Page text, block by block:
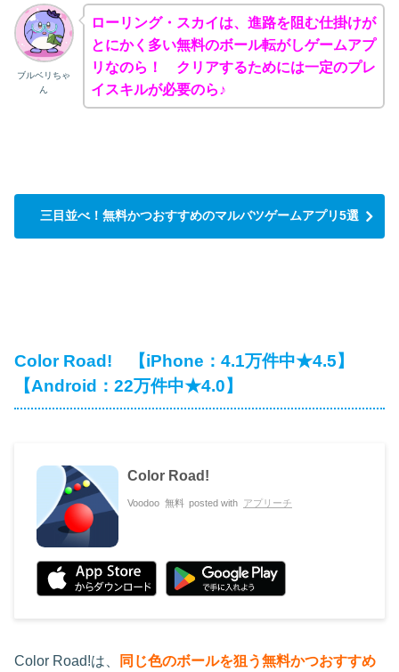
ブルベリちゃ
ん
ローリング・スカイは、進路を阻む仕掛けが
とにかく多い無料のボール転がしゲームアプ
リなのら！ クリアするためには一定のプレ
イスキルが必要のら♪
三目並べ！無料かつおすすめのマルバツゲームアプリ5選
Color Road! 【iPhone：4.1万件中★4.5】
【Android：22万件中★4.0】
Color Road!
Voodoo 無料 posted with アプリーチ
Color Road!は、
同じ色のボールを狙う無料かつおすすめ